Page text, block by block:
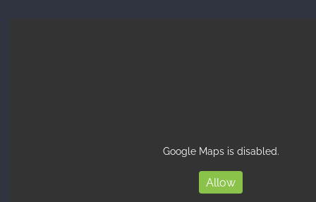
Google Maps is disabled.
Allow